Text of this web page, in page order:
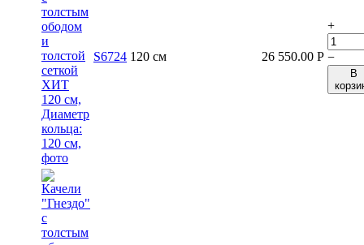
S6724 120 см 26 550.00 Р
+
−
В